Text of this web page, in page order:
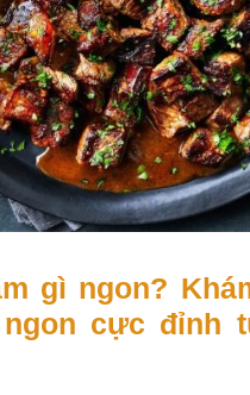
gì ngon?
cực đỉnh